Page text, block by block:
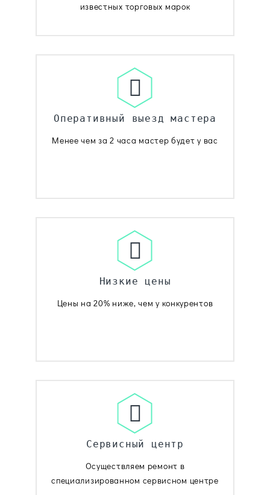
известных торговых марок
Оперативный выезд мастера
Менее чем за 2 часа мастер будет у вас
Низкие цены
Цены на 20% ниже, чем у конкурентов
Сервисный центр
Осуществляем ремонт в
специализированном сервисном центре